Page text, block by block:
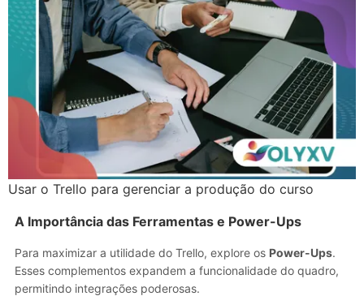
Usar o Trello para gerenciar a produção do curso
A Importância das Ferramentas e Power-Ups
Para maximizar a utilidade do Trello, explore os Power-Ups.
Esses complementos expandem a funcionalidade do quadro,
permitindo integrações poderosas.